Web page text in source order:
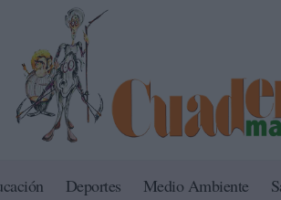
Deportes Medio Ambiente